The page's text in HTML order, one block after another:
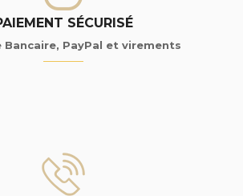
SÉCURISÉ
Bancaire, PayPal et virements